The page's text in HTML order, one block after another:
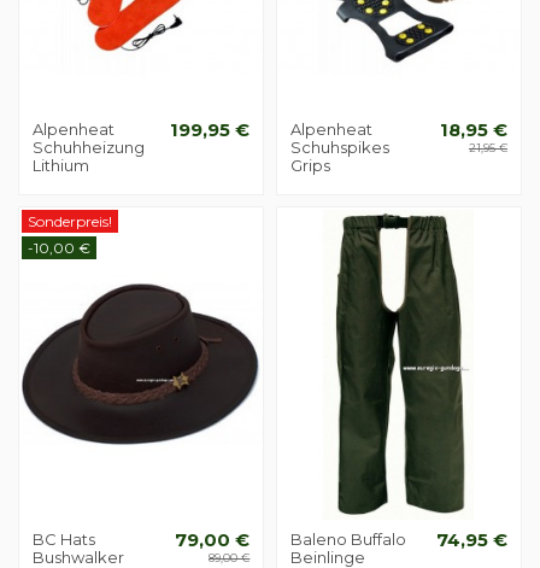
Alpenheat
Schuhheizung
Lithium
199,95 €
Alpenheat
Schuhspikes
Grips
18,95 €
21,95 €
Sonderpreis!
-10,00 €
BC Hats
Bushwalker
79,00 €
89,00 €
Baleno Buffalo
Beinlinge
74,95 €